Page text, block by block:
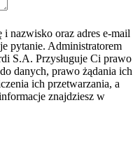
nazwisko oraz adres e-mail
pytanie. Administratorem
S.A. Przysługuje Ci prawo
danych, prawo żądania ich
ich przetwarzania, a
znajdziesz w